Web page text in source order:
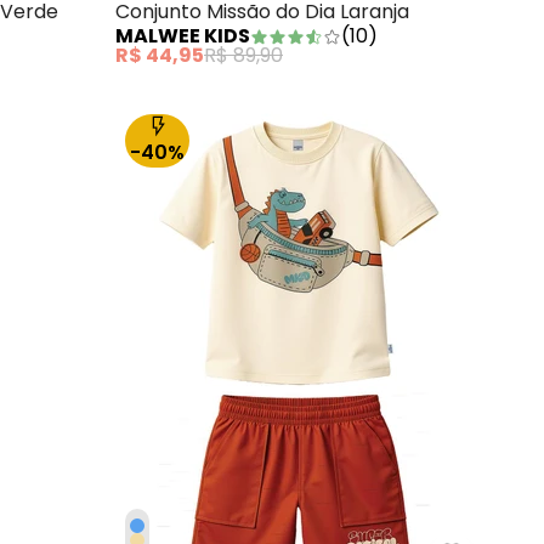
Conjunto Missão do Dia Laranja
MALWEE KIDS
(10)
R$ 44,95R$ 89,90
-40%